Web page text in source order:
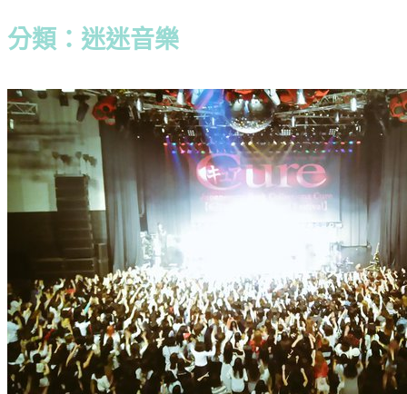
分類：迷迷音樂